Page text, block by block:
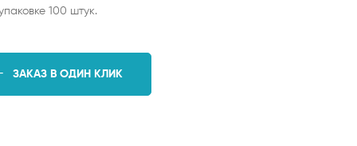
100 штук.
ЗАКАЗ В ОДИН КЛИК